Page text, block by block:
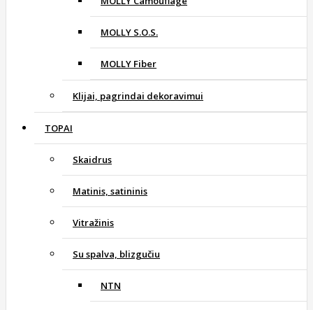
MOLLY S.O.S.
MOLLY Fiber
Klijai, pagrindai dekoravimui
TOPAI
Skaidrus
Matinis, satininis
Vitražinis
Su spalva, blizgučiu
NTN